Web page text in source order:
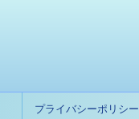
プライバシーポリシー